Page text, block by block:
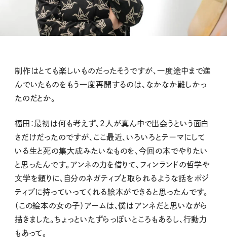
制作はとても楽しいものだったそうですが、一度途中まで進
んでいたものをもう一度再開するのは、なかなか難しかっ
たのだとか。
福田：最初は何も考えず、2人が真ん中で出会うという面白
さだけだったのですが、ここ最近、いろいろとテーマにして
いる生と死の集大成みたいなものを、今回の本でやりたい
と思ったんです。アンネの力を借りて、フィンランドの哲学や
文学を頼りに、自分のネガティブと取られるような話をポジ
ティブに持っていってくれる絵本ができると思ったんです。
（この絵本の女の子）アームは、僕はアンネだと思いながら
描きました。ちょっといたずらっぽいところもあるし、行動力
もあって。